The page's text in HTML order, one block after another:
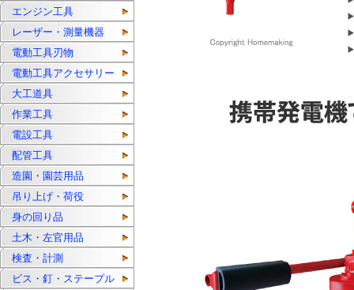
エンジン工具
レーザー・測量機器
電動工具刃物
電動工具アクセサリー
大工道具
作業工具
電設工具
配管工具
造園・園芸用品
吊り上げ・荷役
身の回り品
土木・左官用品
検査・計測
ビス・釘・ステープル